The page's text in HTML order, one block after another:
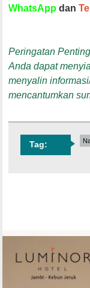
WhatsApp dan
Peringatan
Anda dapat
menyalin
mencantumkan
Tag: